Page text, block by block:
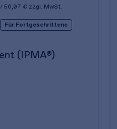
56,07 € zzgl. MwSt.
Für Fortgeschrittene
(IPMA®)